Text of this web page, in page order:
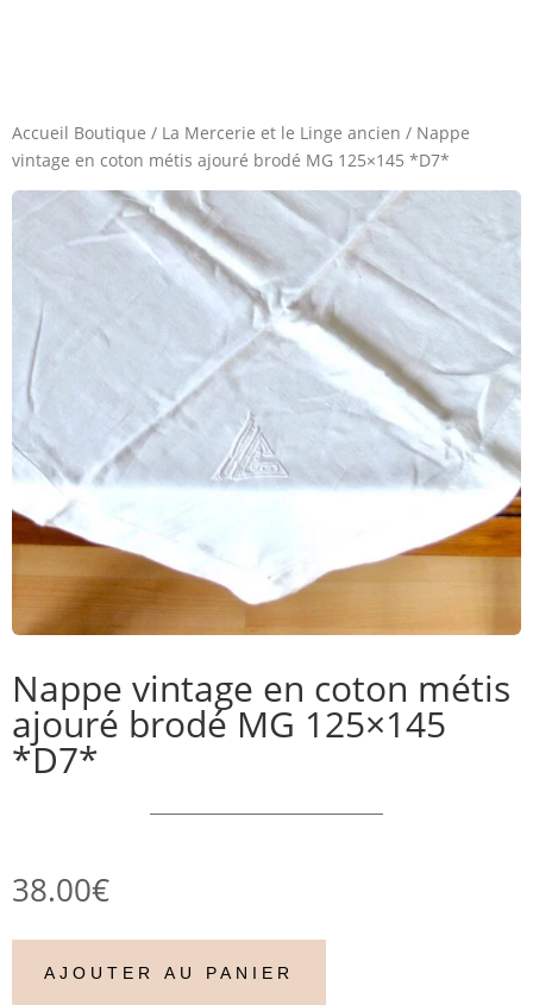
Accueil Boutique / La Mercerie et le Linge ancien / Nappe
vintage en coton métis ajouré brodé MG 125×145 *D7*
Nappe vintage en coton métis
ajouré brodé MG 125×145
*D7*
38.00€
AJOUTER AU PANIER